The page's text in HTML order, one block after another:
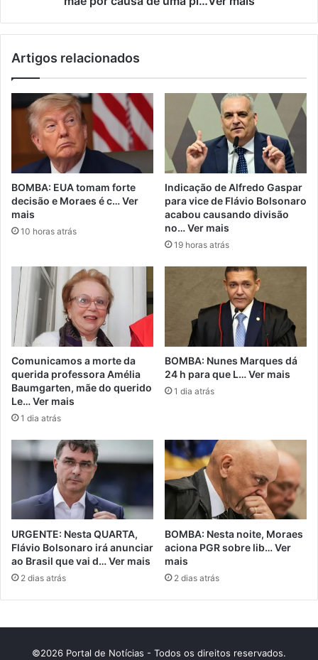
Artigos relacionados
BOMBA: EUA tomam forte
decisão e Moraes é c… Ver
mais
10 horas atrás
Indicação de Alfredo Gaspar
para vice de Flávio Bolsonaro
acabou causando divisão
no… Ver mais
19 horas atrás
Comunicamos a morte da
querida professora Amélia
Baumgarten, mãe do querido
Le… Ver mais
1 dia atrás
BOMBA: Nunes Marques dá
24 h para que L… Ver mais
1 dia atrás
URGENTE: Nesta QUARTA,
Flávio Bolsonaro irá anunciar
ao Brasil que vai d… Ver mais
2 dias atrás
BOMBA: Nesta noite, Moraes
aciona PGR sobre lib… Ver
mais
2 dias atrás
©2026 Portal de Notícias - Todos os direitos reservados.